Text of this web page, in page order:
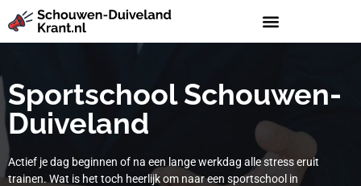
Sportschool Schouwen-
Duiveland
Actief je dag beginnen of na een lange werkdag alle stress eruit
trainen. Wat is het toch heerlijk om naar een sportschool in